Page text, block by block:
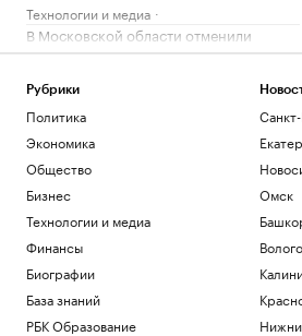
Технологии и медиа
В Московской области отменили
ракетную опасность
Мэр Киева сообщил о пожарах после
взрывов
Политика
CNN узнал, как высший военачальник
США пытается закончить войну с
Ираном
Политика
Экс-министра ВВС США лишили
утечки
Политика
Рубрики
Политика
Экономика
Общество
Бизнес
Технологии и медиа
Финансы
Биографии
База знаний
РБК Образование
Омск